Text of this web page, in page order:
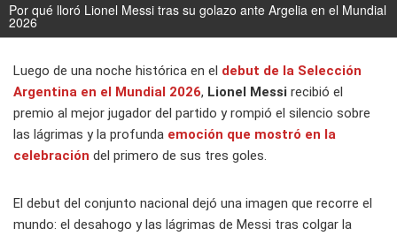
Por qué lloró Lionel Messi tras su golazo ante Argelia en el Mundial
2026
Luego de una noche histórica en el debut de la Selección
Argentina en el Mundial 2026, Lionel Messi recibió el
premio al mejor jugador del partido y rompió el silencio sobre
las lágrimas y la profunda emoción que mostró en la
celebración del primero de sus tres goles.
El debut del conjunto nacional dejó una imagen que recorre el
mundo: el desahogo y las lágrimas de Messi tras colgar la